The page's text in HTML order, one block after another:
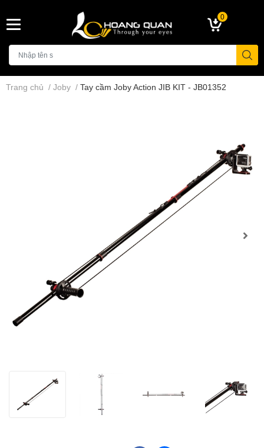
0
Trang chủ / Joby / Tay cầm Joby Action JIB KIT - JB01352